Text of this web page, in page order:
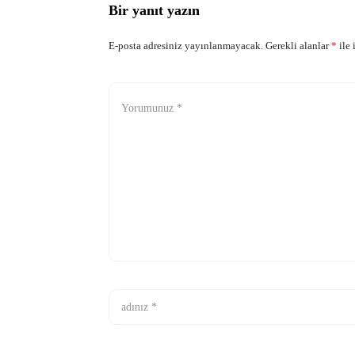
Bir yanıt yazın
E-posta adresiniz yayınlanmayacak. Gerekli alanlar* ile